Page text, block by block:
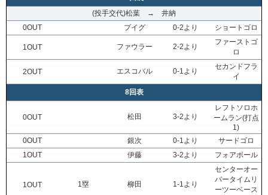
(投手交代)松葉 → 井納
0OUT
プイグ 0-2より ショートゴロ
1OUT ファウラー 2-2より
ファーストゴ
ロ
2OUT エスコバル 0-1より
セカンドフラ
イ
8回表
0OUT 松田 3-2より
レフトソロホ
ームラン(打点
1)
0OUT
銀次 0-1より
サードゴロ
1OUT
伊藤 3-2より フォアボール
1OUT 1塁 柳田 1-1より
センターオー
バータイムリ
ーツーベース